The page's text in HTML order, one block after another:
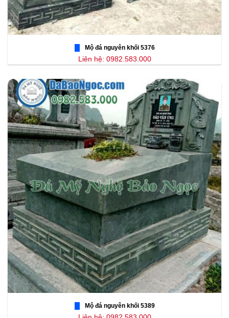
Mộ đá nguyên khối 5376
Liên hệ: 0982.583.000
Mộ đá nguyên khối 5389